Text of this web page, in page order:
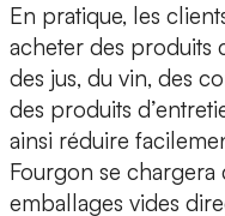
En pratique, les
acheter des produits
des jus, du vin, des
des produits
ainsi réduire
Fourgon se
emballages vides